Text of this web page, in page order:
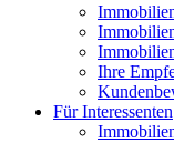
Ihre
Für Interessenten